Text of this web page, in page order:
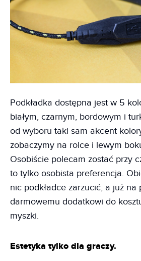
Podkładka dostępna jest w 5
białym, czarnym, bordowym i
od wyboru taki sam akcent
zobaczymy na rolce i lewym
Osobiście polecam zostać przy
to tylko osobista preferencja.
nic podkładce zarzucić, a już
darmowemu dodatkowi do
myszki.
Estetyka tylko dla graczy.